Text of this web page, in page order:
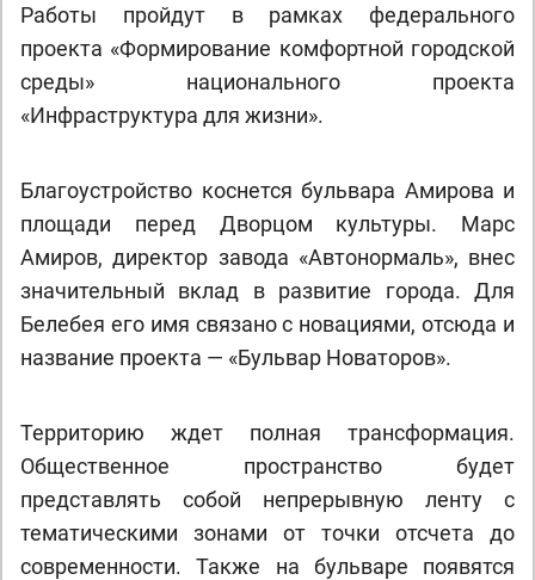
Работы пройдут в рамках федерального
проекта «Формирование комфортной городской
среды» национального проекта
«Инфраструктура для жизни».
Благоустройство коснется бульвара Амирова и
площади перед Дворцом культуры. Марс
Амиров, директор завода «Автонормаль», внес
значительный вклад в развитие города. Для
Белебея его имя связано с новациями, отсюда и
название проекта — «Бульвар Новаторов».
Территорию ждет полная трансформация.
Общественное пространство будет
представлять собой непрерывную ленту с
тематическими зонами от точки отсчета до
современности. Также на бульваре появятся